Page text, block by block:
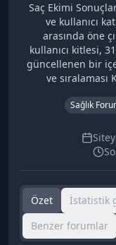
Saç Ekimi
ve kullanıcı
arasında öne
kullanıcı kitlesi,
güncellenen bir
ve
Sağlık
Özet İstatistik
Benzer forumlar